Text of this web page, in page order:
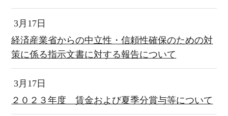
3月17日
経済産業省からの中立性・信頼性確保のための対
策に係る指示文書に対する報告について
3月17日
２０２３年度 賃金および夏季分賞与等について